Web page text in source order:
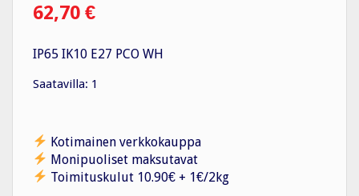
62,70 €
IP65 IK10 E27 PCO WH
Saatavilla: 1
Kotimainen verkkokauppa
Monipuoliset maksutavat
Toimituskulut 10.90€ + 1€/2kg